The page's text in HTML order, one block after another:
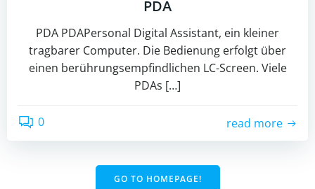
PDA
PDA PDAPersonal Digital Assistant, ein kleiner
tragbarer Computer. Die Bedienung erfolgt über
einen berührungsempfindlichen LC-Screen. Viele
PDAs […]
0 read more
GO TO HOMEPAGE!